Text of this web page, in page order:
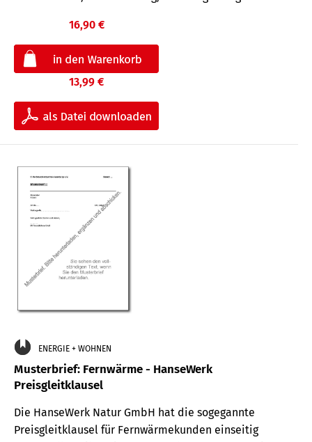
16,90 €
13,99 €
ENERGIE + WOHNEN
Musterbrief: Fernwärme - HanseWerk
Preisgleitklausel
Die HanseWerk Natur GmbH hat die sogegannte
Preisgleitklausel für Fernwärmekunden einseitig